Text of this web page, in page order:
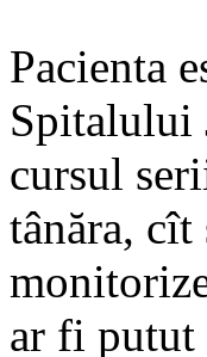
Pacienta
Spitalului
cursul
tânăra,
ar fi putut